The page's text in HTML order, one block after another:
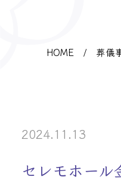
HOME / 葬儀
2024.11.13
セレモホー